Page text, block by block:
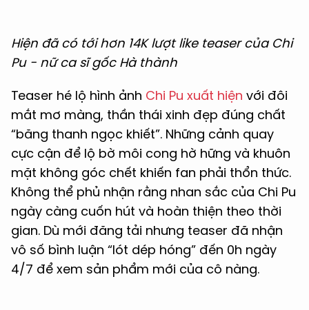
Hiện đã có tới hơn 14K lượt like teaser của Chi
Pu - nữ ca sĩ gốc Hà thành
Teaser hé lộ hình ảnh Chi Pu xuất hiện với đôi
mắt mơ màng, thần thái xinh đẹp đúng chất
“băng thanh ngọc khiết”. Những cảnh quay
cực cận để lộ bờ môi cong hờ hững và khuôn
mặt không góc chết khiến fan phải thổn thức.
Không thể phủ nhận rằng nhan sắc của Chi Pu
ngày càng cuốn hút và hoàn thiện theo thời
gian. Dù mới đăng tải nhưng teaser đã nhận
vô số bình luận “lót dép hóng” đến 0h ngày
4/7 để xem sản phẩm mới của cô nàng.